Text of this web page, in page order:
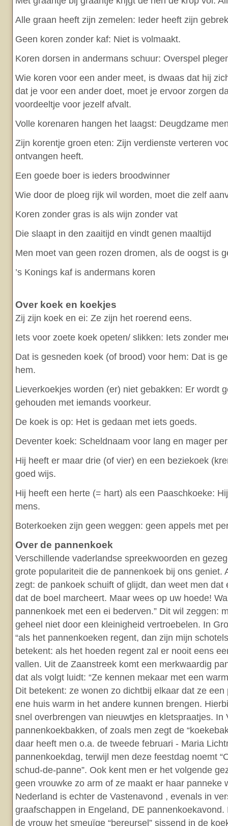
Alle graan heeft zijn zemelen: Ieder heeft zijn
Geen koren zonder kaf: Niet is volmaakt.
Koren dorsen in andermans schuur: Overspel
Wie koren voor een ander meet, is dwaas dat hij
dat je voor een ander doet, moet je ervoor zorgen
voordeeltje voor jezelf afvalt.
Volle korenaren hangen het laagst: Deugdzame
Zijn korentje groen eten: Zijn verdienste verteren
ontvangen heeft.
Een goede boer is ieders broodwinner
Wie door de ploeg rijk wil worden, moet die zelf
Koren zonder gras is als wijn zonder vat
Die slaapt in den zaaitijd en vindt genen maaltijd
Men moet van geen rozen dromen, als de oogst is
’s Konings kaf is andermans koren
Over koek en koekjes
Zij zijn koek en ei: Ze zijn het roerend eens.
Iets voor zoete koek opeten/ slikken: Iets zonder
Dat is gesneden koek (of brood) voor hem: Dat is
hem.
Lieverkoekjes worden (er) niet gebakken: Er wordt
gehouden met iemands voorkeur.
De koek is op: Het is gedaan met iets goeds.
Deventer koek: Scheldnaam voor lang en mager
Hij heeft er maar drie (of vier) en een beziekoek
goed wijs.
Hij heeft een herte (= hart) als een Paaschkoeke:
mens.
Boterkoeken zijn geen weggen: geen appels met
Over de pannenkoek
Verschillende vaderlandse spreekwoorden en
grote populariteit die de pannenkoek bij ons geniet.
zegt: de pankoek schuift of glijdt, dan weet men dat
dat de boel marcheert. Maar wees op uw hoede!
pannenkoek met een ei bederven.” Dit wil zeggen:
geheel niet door een kleinigheid vertroebelen. In
“als het pannenkoeken regent, dan zijn mijn
betekent: als het hoeden regent zal er nooit eens
vallen. Uit de Zaanstreek komt een merkwaardig
dat als volgt luidt: “Ze kennen mekaar met een
Dit betekent: ze wonen zo dichtbij elkaar dat ze
ene huis warm in het andere kunnen brengen.
snel overbrengen van nieuwtjes en kletspraatjes. In
pannenkoekbakken, of zoals men zegt de
daar heeft men o.a. de tweede februari - Maria
pannenkoekdag, terwijl men deze feestdag noemt
schud-de-panne”. Ook kent men er het volgende
geen vrouwke zo arm of ze maakt er haar panneke
Nederland is echter de Vastenavond , evenals in
graafschappen in Engeland, DE
de vrouw het smeuïge “bereursel” sissend in de